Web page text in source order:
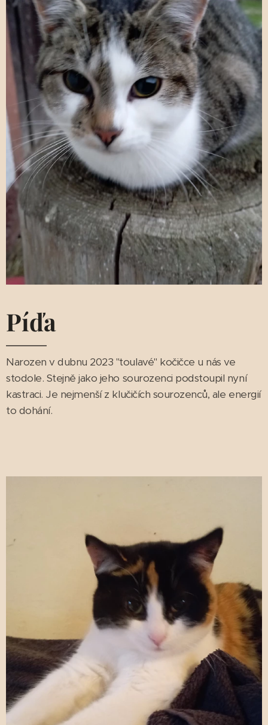
Píďa
Narozen v dubnu 2023 "toulavé" kočičce u nás ve
stodole. Stejně jako jeho sourozenci podstoupil nyní
kastraci. Je nejmenší z klučičích sourozenců, ale energií
to dohání.